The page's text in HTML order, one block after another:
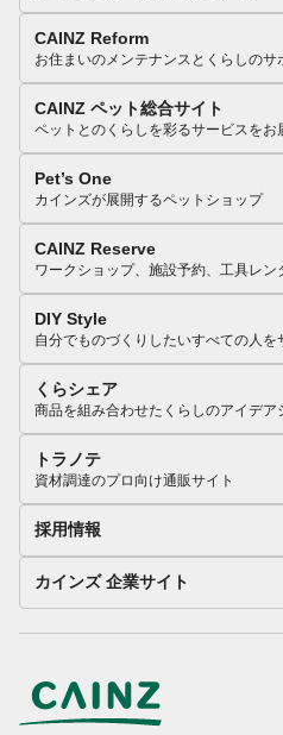
CAINZ Reform
お住まいのメンテナンスとくらしのサ
CAINZ ペット総合サイト
ペットとのくらしを彩るサービスをお
Pet’s One
カインズが展開するペットショップ
CAINZ Reserve
ワークショップ、施設予約、工具レン
DIY Style
自分でものづくりしたいすべての人を
くらシェア
商品を組み合わせたくらしのアイデア
トラノテ
資材調達のプロ向け通販サイト
採用情報
カインズ 企業サイト